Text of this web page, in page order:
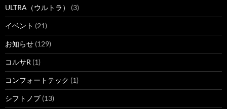
ULTRA（ウルトラ） (3)
イベント (21)
お知らせ (129)
コルサR (1)
コンフォートテック (1)
シフトノブ (13)